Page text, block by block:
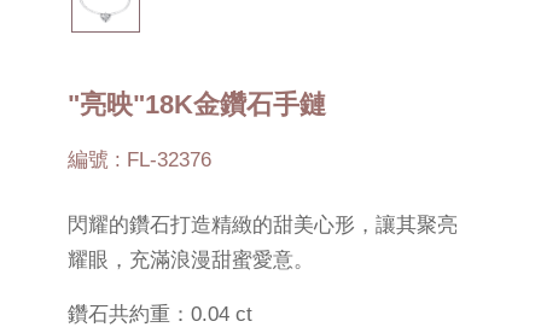
"亮映"18K金鑽石手鏈
編號 : FL-32376
閃耀的鑽石打造精緻的甜美心形，讓其聚亮
耀眼，充滿浪漫甜蜜愛意。
鑽石共約重：0.04 ct